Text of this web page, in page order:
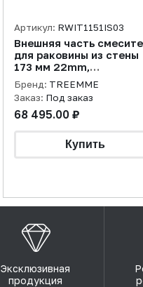
Артикул: RWIT1151IS03
Внешняя часть
для раковины из стены
173 мм 22mm,
нержавеющая сталь
брашированная
Бренд: TREEMME
Заказ: Под заказ
68 495.00 ₽
Эксклюзивная
продукция